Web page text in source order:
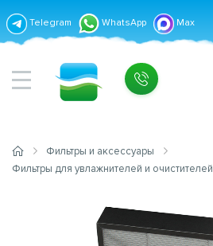
Telegram WhatsApp Max
Фильтры и аксессуары
Фильтры для увлажнителей и очистителей